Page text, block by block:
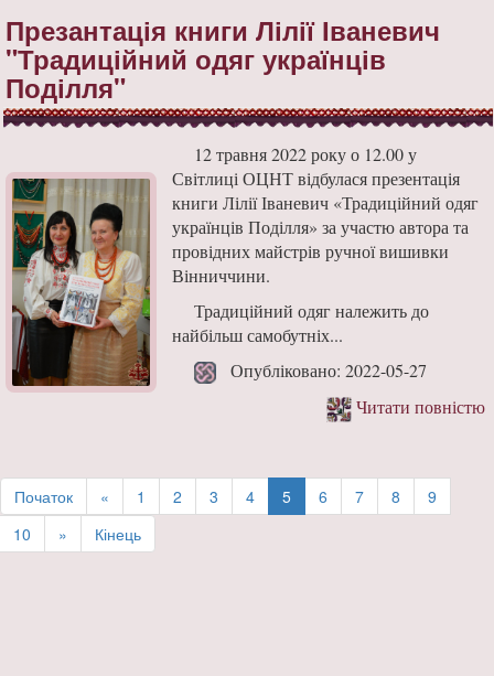
Презантація книги Лілії Іваневич
"Традиційний одяг українців
Поділля"
12 травня 2022 року о 12.00 у
Світлиці ОЦНТ відбулася презентація
книги Лілії Іваневич «Традиційний одяг
українців Поділля» за участю автора та
провідних майстрів ручної вишивки
Вінниччини.
Традиційний одяг належить до
найбільш самобутніх...
Опубліковано: 2022-05-27
Читати повністю
Початок « 1 2 3 4 5 6 7 8
9
10
» Кінець